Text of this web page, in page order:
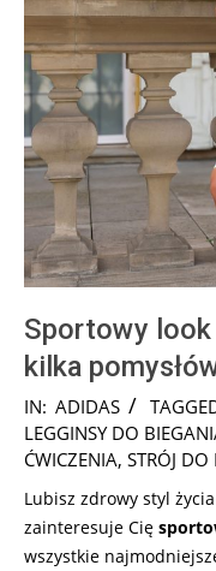
Sportowy look
kilka
2025-
07-
25
IN: ADIDAS
LEGGINSY DO
ĆWICZENIA, STRÓJ
Lubisz zdrowy styl
zainteresuje Cię
wszystkie